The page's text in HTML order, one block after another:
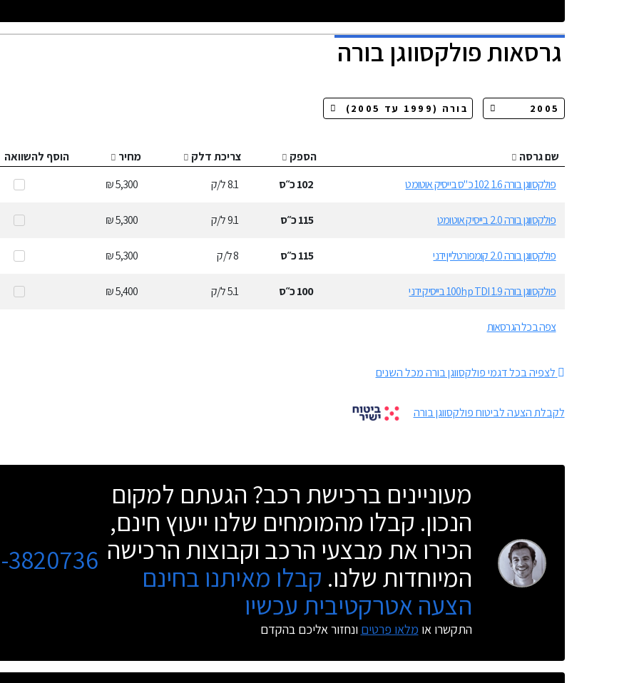
גרסאותפולקסווגן בורה
שם גרסה הספק צריכת דלק מחיר
הוסף להשוואה
פולקסווגן בורה 1.6 102 כ"ס בייסיק אוטומט
102כ״ס 8.1ל/ק 5,300 ₪
פולקסווגן בורה 2.0 בייסיק אוטומט 115כ״ס 9.1ל/ק 5,300 ₪
פולקסווגן בורה 2.0 קומפורטליין ידני 115כ״ס 8ל/ק 5,300 ₪
פולקסווגן בורה 1.9 100hp TDI בייסיק ידני 100כ״ס 5.1ל/ק 5,400 ₪
צפה בכל הגרסאות
לצפיה בכל דגמי פולקסווגן בורה מכל השנים
לקבלת הצעה לביטוח פולקסווגן בורה
מעוניינים ברכישת רכב? הגעתם למקום
הנכון. קבלו מהמומחים שלנו ייעוץ חינם,
הכירו את מבצעי הרכב וקבוצות הרכישה
המיוחדות שלנו. קבלו מאיתנו בחינם
הצעה אטרקטיבית עכשיו
התקשרו או מלאו פרטים ונחזור אליכם בהקדם
3820736